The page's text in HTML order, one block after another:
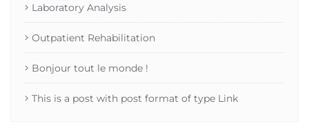
Laboratory Analysis
Outpatient Rehabilitation
Bonjour tout le monde !
This is a post with post format of type Link